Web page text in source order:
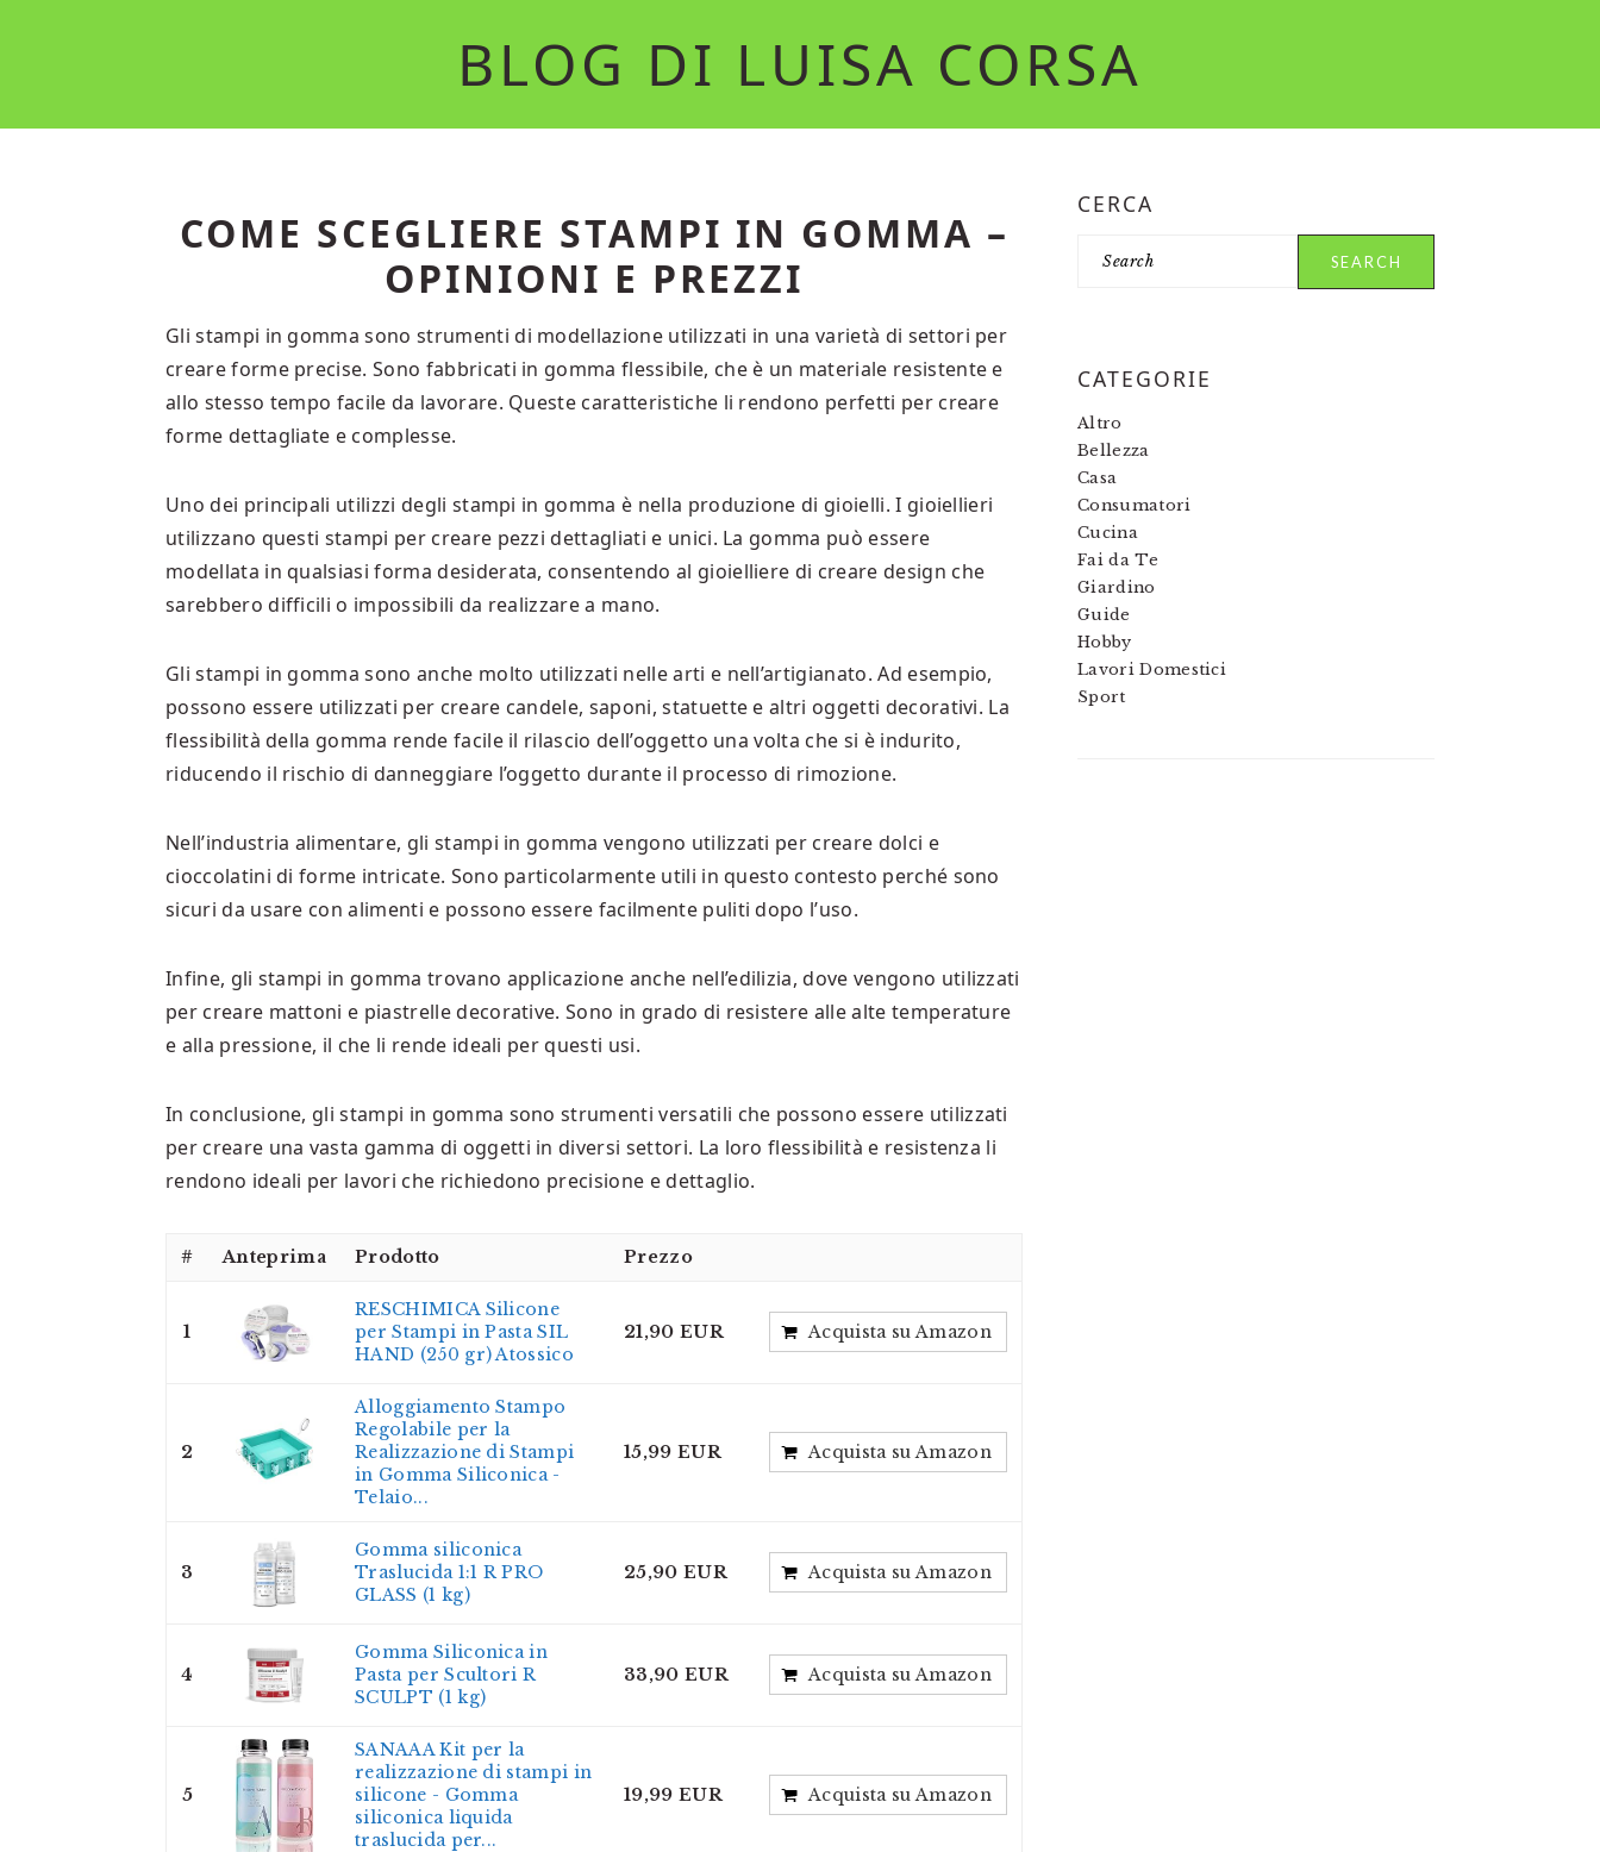
BLOG DI LUISA CORSA
COME SCEGLIERE STAMPI IN GOMMA –
OPINIONI E PREZZI
Gli stampi in gomma sono strumenti di modellazione utilizzati in una varietà di settori per
creare forme precise. Sono fabbricati in gomma flessibile, che è un materiale resistente e
allo stesso tempo facile da lavorare. Queste caratteristiche li rendono perfetti per creare
forme dettagliate e complesse.
Uno dei principali utilizzi degli stampi in gomma è nella produzione di gioielli. I gioiellieri
utilizzano questi stampi per creare pezzi dettagliati e unici. La gomma può essere
modellata in qualsiasi forma desiderata, consentendo al gioielliere di creare design che
sarebbero difficili o impossibili da realizzare a mano.
Gli stampi in gomma sono anche molto utilizzati nelle arti e nell’artigianato. Ad esempio,
possono essere utilizzati per creare candele, saponi, statuette e altri oggetti decorativi. La
flessibilità della gomma rende facile il rilascio dell’oggetto una volta che si è indurito,
riducendo il rischio di danneggiare l’oggetto durante il processo di rimozione.
Nell’industria alimentare, gli stampi in gomma vengono utilizzati per creare dolci e
cioccolatini di forme intricate. Sono particolarmente utili in questo contesto perché sono
sicuri da usare con alimenti e possono essere facilmente puliti dopo l’uso.
Infine, gli stampi in gomma trovano applicazione anche nell’edilizia, dove vengono utilizzati
per creare mattoni e piastrelle decorative. Sono in grado di resistere alle alte temperature
e alla pressione, il che li rende ideali per questi usi.
In conclusione, gli stampi in gomma sono strumenti versatili che possono essere utilizzati
per creare una vasta gamma di oggetti in diversi settori. La loro flessibilità e resistenza li
rendono ideali per lavori che richiedono precisione e dettaglio.
# Anteprima Prodotto Prezzo
1
RESCHIMICA Silicone
per Stampi in Pasta SIL
HAND (250 gr) Atossico
21,90 EUR Acquista su Amazon
2
Alloggiamento Stampo
Regolabile per la
Realizzazione di Stampi
in Gomma Siliconica -
Telaio...
15,99 EUR Acquista su Amazon
3
Gomma siliconica
Traslucida 1:1 R PRO
GLASS (1 kg)
25,90 EUR Acquista su Amazon
4
Gomma Siliconica in
Pasta per Scultori R
SCULPT (1 kg)
33,90 EUR Acquista su Amazon
5
SANAAA Kit per la
realizzazione di stampi in
silicone - Gomma
siliconica liquida
traslucida per...
19,99 EUR Acquista su Amazon
PRIMARY
SIDEBAR
CERCA
CATEGORIE
Altro
Bellezza
Casa
Consumatori
Cucina
Fai da Te
Giardino
Guide
Hobby
Lavori Domestici
Sport